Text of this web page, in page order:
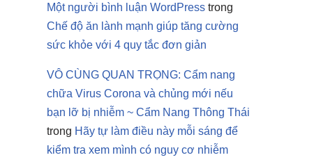
Một người bình luận WordPress trong
Chế độ ăn lành mạnh giúp tăng cường
sức khỏe với 4 quy tắc đơn giản
VÔ CÙNG QUAN TRỌNG: Cẩm nang
chữa Virus Corona và chủng mới nếu
bạn lỡ bị nhiễm ~ Cẩm Nang Thông Thái
trong Hãy tự làm điều này mỗi sáng để
kiểm tra xem mình có nguy cơ nhiễm